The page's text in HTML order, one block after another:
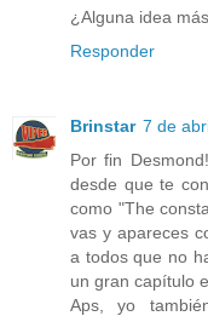
¿Alguna idea
Responder
Brinstar 7 de
Por fin
desde que te
como "The
vas y apareces
a todos que no
un gran capítulo
Aps, yo